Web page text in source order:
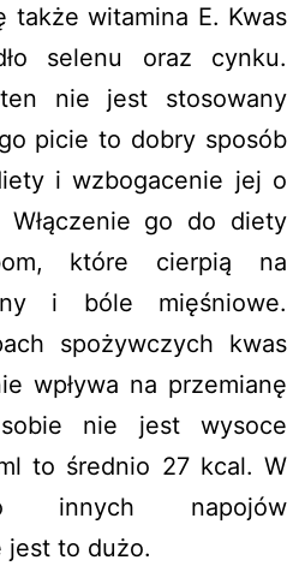
także witamina E. Kwas
selenu oraz cynku.
nie jest stosowany
picie to dobry sposób
i wzbogacenie jej o
Włączenie go do diety
które cierpią na
i bóle mięśniowe.
spożywczych kwas
wpływa na przemianę
nie jest wysoce
to średnio 27 kcal. W
innych napojów
jest to dużo.